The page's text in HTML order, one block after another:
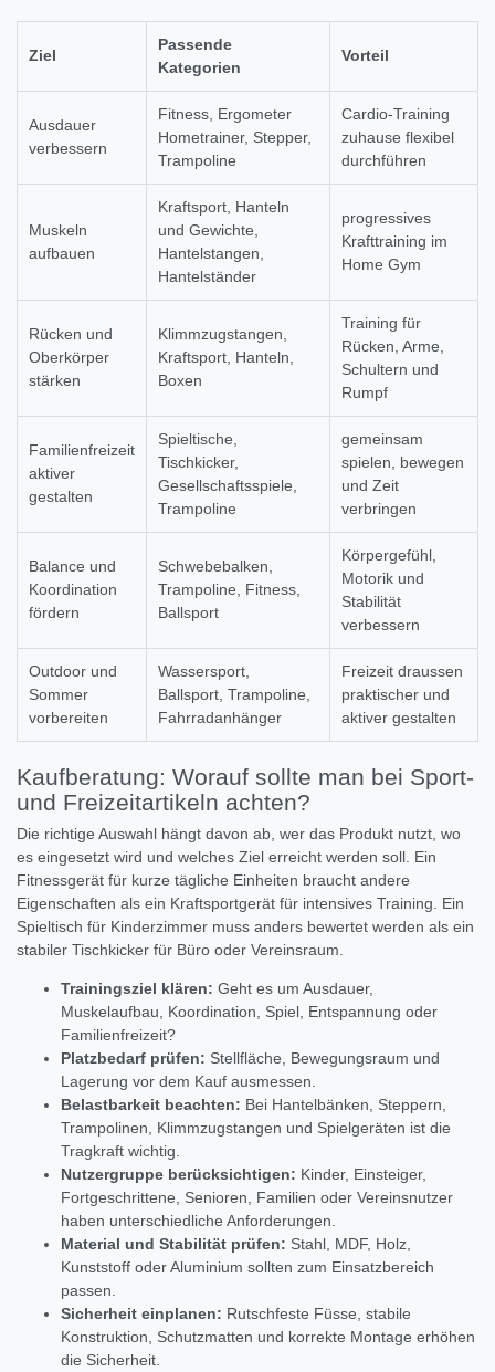
Ziel
Passende
Kategorien
Vorteil
Ausdauer
verbessern
Fitness, Ergometer
Hometrainer, Stepper,
Trampoline
Cardio-Training
zuhause flexibel
durchführen
Muskeln
aufbauen
Kraftsport, Hanteln
und Gewichte,
Hantelstangen,
Hantelständer
progressives
Krafttraining im
Home Gym
Rücken und
Oberkörper
stärken
Klimmzugstangen,
Kraftsport, Hanteln,
Boxen
Training für
Rücken, Arme,
Schultern und
Rumpf
Familienfreizeit
aktiver
gestalten
Spieltische,
Tischkicker,
Gesellschaftsspiele,
Trampoline
gemeinsam
spielen, bewegen
und Zeit
verbringen
Balance und
Koordination
fördern
Schwebebalken,
Trampoline, Fitness,
Ballsport
Körpergefühl,
Motorik und
Stabilität
verbessern
Outdoor und
Sommer
vorbereiten
Wassersport,
Ballsport, Trampoline,
Fahrradanhänger
Freizeit draussen
praktischer und
aktiver gestalten
Kaufberatung: Worauf sollte man bei Sport-
und Freizeitartikeln achten?
Die richtige Auswahl hängt davon ab, wer das Produkt nutzt, wo
es eingesetzt wird und welches Ziel erreicht werden soll. Ein
Fitnessgerät für kurze tägliche Einheiten braucht andere
Eigenschaften als ein Kraftsportgerät für intensives Training. Ein
Spieltisch für Kinderzimmer muss anders bewertet werden als ein
stabiler Tischkicker für Büro oder Vereinsraum.
Trainingsziel klären: Geht es um Ausdauer,
Muskelaufbau, Koordination, Spiel, Entspannung oder
Familienfreizeit?
Platzbedarf prüfen: Stellfläche, Bewegungsraum und
Lagerung vor dem Kauf ausmessen.
Belastbarkeit beachten: Bei Hantelbänken, Steppern,
Trampolinen, Klimmzugstangen und Spielgeräten ist die
Tragkraft wichtig.
Nutzergruppe berücksichtigen: Kinder, Einsteiger,
Fortgeschrittene, Senioren, Familien oder Vereinsnutzer
haben unterschiedliche Anforderungen.
Material und Stabilität prüfen: Stahl, MDF, Holz,
Kunststoff oder Aluminium sollten zum Einsatzbereich
passen.
Sicherheit einplanen: Rutschfeste Füsse, stabile
Konstruktion, Schutzmatten und korrekte Montage erhöhen
die Sicherheit.